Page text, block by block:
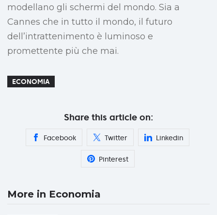
modellano gli schermi del mondo. Sia a
Cannes che in tutto il mondo, il futuro
dell’intrattenimento è luminoso e
promettente più che mai.
ECONOMIA
Share this article on:
Facebook Twitter Linkedin
Pinterest
More in Economia